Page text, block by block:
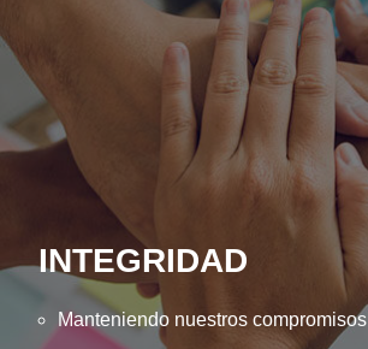
INTEGRIDAD
Manteniendo nuestros compromisos